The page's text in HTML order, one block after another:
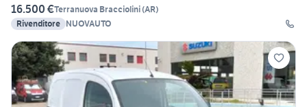
16.500 €Terranuova Bracciolini(AR)
Rivenditore NUOVAUTO